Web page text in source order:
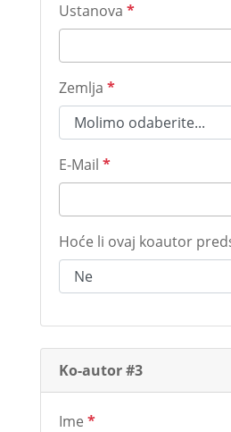
Ustanova *
Zemlja *
E-Mail *
Hoće li ovaj koautor
Ko-autor #3
Ime *